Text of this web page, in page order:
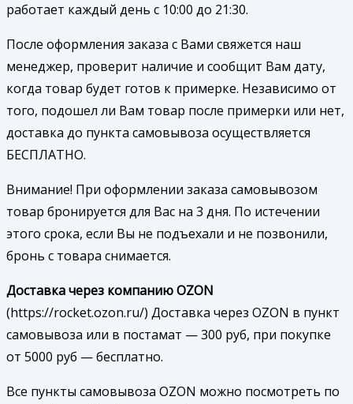
работает каждый день с 10:00 до 21:30.
После оформления заказа с Вами свяжется наш
менеджер, проверит наличие и сообщит Вам дату,
когда товар будет готов к примерке. Независимо от
того, подошел ли Вам товар после примерки или нет,
доставка до пункта самовывоза осуществляется
БЕСПЛАТНО.
Внимание! При оформлении заказа самовывозом
товар бронируется для Вас на 3 дня. По истечении
этого срока, если Вы не подъехали и не позвонили,
бронь с товара снимается.
Доставка через компанию OZON
(https://rocket.ozon.ru/) Доставка через OZON в пункт
самовывоза или в постамат — 300 руб, при покупке
от 5000 руб — бесплатно.
Все пункты самовывоза OZON можно посмотреть по